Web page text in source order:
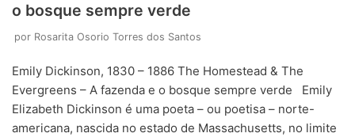
o bosque sempre verde
por Rosarita Osorio Torres dos Santos
Emily Dickinson, 1830 – 1886 The Homestead & The
Evergreens – A fazenda e o bosque sempre verde Emily
Elizabeth Dickinson é uma poeta – ou poetisa – norte-
americana, nascida no estado de Massachusetts, no limite